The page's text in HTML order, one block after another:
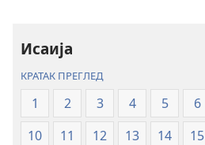
Исаија
КРАТАК ПРЕГЛЕД
1 2 3 4 5 6
10
11 12 13 14 15